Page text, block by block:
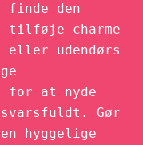
finde den
tilføje charme
udendørs
for at nyde
Gør
hyggelige